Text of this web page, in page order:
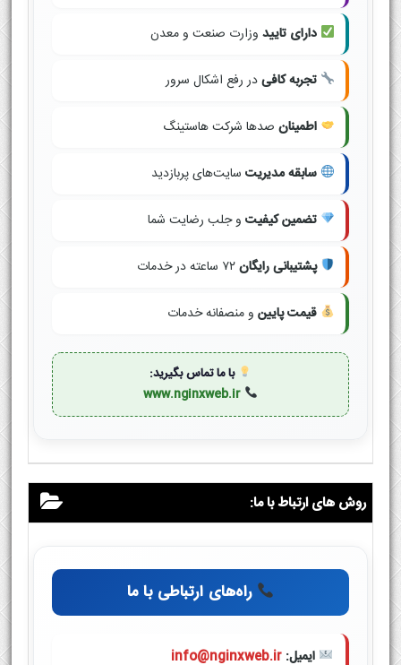
دارای تایید وزارت صنعت و معدن
تجربه کافیدر رفع اشکال سرور
اطمینان صدها شرکت هاستینگ
سابقه مدیریت سایت‌های پربازدید
تضمین کیفیت و جلب رضایت شما
پشتیبانی رایگان۷۲ ساعته در خدمات
قیمت پایین و منصفانه خدمات
با ما تماس بگیرید:
www.nginxweb.ir
روش های ارتباط با ما:
راه‌های ارتباطی با ما
ایمیل: info@nginxweb.ir